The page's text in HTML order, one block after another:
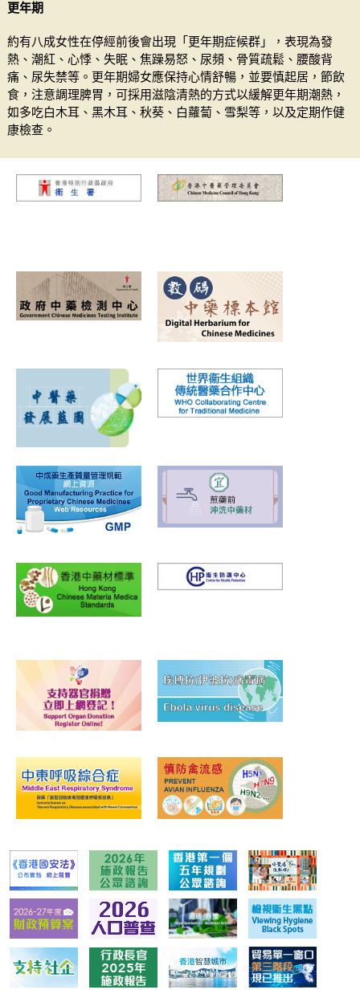
更年期
約有八成女性在停經前後會出現「更年期症候群」，表現為發
熱、潮紅、心悸、失眠、焦躁易怒、尿頻、骨質疏鬆、腰酸背
痛、尿失禁等。更年期婦女應保持心情舒暢，並要慎起居，節飲
食，注意調理脾胃，可採用滋陰清熱的方式以緩解更年期潮熱，
如多吃白木耳、黑木耳、秋葵、白蘿蔔、雪梨等，以及定期作健
康檢查。